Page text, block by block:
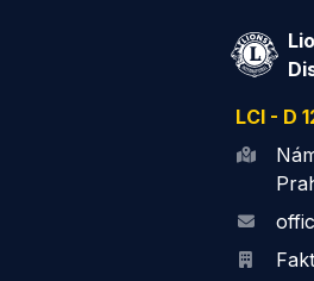
LCI - D